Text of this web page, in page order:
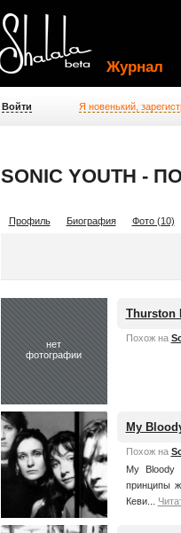
Журнал
Войти Я новенький,
SONIC YOUTH -
Профиль Биография Фото (10)
нет
фотографии
Thurston
Похож на
My
Похож на
My Bloody
принципы
Кеви...